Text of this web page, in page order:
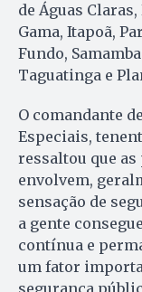
de Águas
Gama, Itapoã,
Fundo,
Taguatinga e
O comandante
Especiais,
ressaltou que
envolvem,
sensação de
a gente
contínua e
um fator